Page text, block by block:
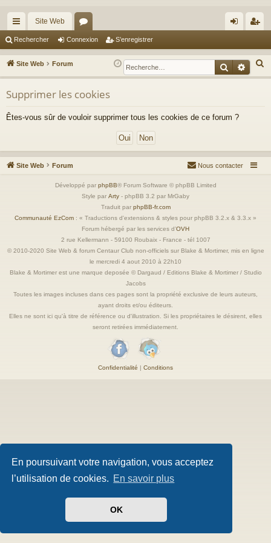
En poursuivant votre navigation, vous acceptez
l’utilisation de cookies. En savoir plus
OK
cc
ès
ra
pi
Site Web
or
u
m
s
ne
xi
nr
eg
Rechercher Connexion S’enregistrer
Site Web Forum
e
h
Supprimer les cookies
Êtes-vous sûr de vouloir supprimer tous les cookies de ce forum ?
Site Web Forum Nous contacter
Développé par phpBB® Forum Software © phpBB Limited
Style par Arty - phpBB 3.2 par MrGaby
Traduit par phpBB-fr.com
Communauté EzCom : « Traductions d'extensions & styles pour phpBB 3.2.x & 3.3.x »
Forum hébergé par les services d’OVH
2 rue Kellermann - 59100 Roubaix - France - tél 1007
© 2010-2020 Site Web & forum Centaur Club non-officiels sur Blake & Mortimer, mis en ligne
le mercredi 4 aout 2010 à 22h10
Blake & Mortimer est une marque deposée © Dargaud / Editions Blake & Mortimer / Studio
Jacobs
Toutes les images incluses dans ces pages sont la propriété exclusive de leurs auteurs,
ayant droits et/ou éditeurs.
Elles ne sont ici qu'à titre de référence ou d'illustration. Si les propriétaires le désirent, elles
seront retirées immédiatement.
Confidentialité | Conditions